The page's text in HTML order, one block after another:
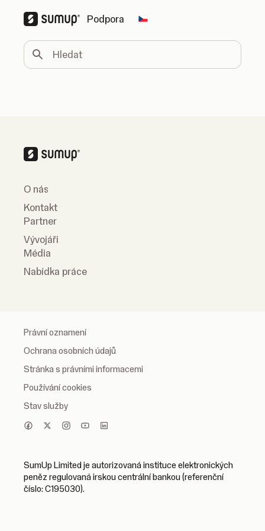
Podpora Change country
Hledat
O nás
Kontakt
Partner
Vývojáři
Média
Nabídka práce
Právní oznamení
Ochrana osobních údajů
Stránka s právními informacemi
Používání cookies
Stav služby
SumUp Limited je autorizovaná instituce elektronických
peněz regulovaná irskou centrální bankou (referenční
číslo: C195030).